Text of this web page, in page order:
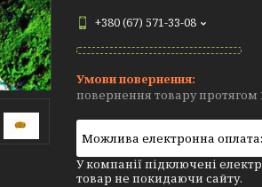
+380 (67) 571-33-08
повернення товару протягом
У компанії підключені
товар не покидаючи сайту.